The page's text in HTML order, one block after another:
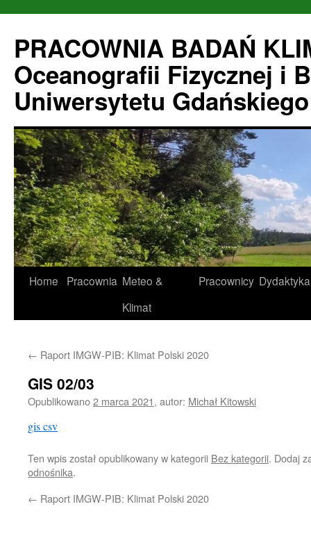
treści
PRACOWNIA BADAŃ
Oceanografii Fizycznej i
Uniwersytetu Gdańskiego
Home Pracownia Meteo &
Klimat
Pracownicy Dydaktyka
← Raport IMGW-PIB: Klimat Polski 2020
GIS 02/03
Opublikowano2 marca 2021, autor: Michał Kitowski
gis csv
Ten wpis został opublikowany w kategorii Bez kategorii. Dodaj
odnośnika.
← Raport IMGW-PIB: Klimat Polski 2020